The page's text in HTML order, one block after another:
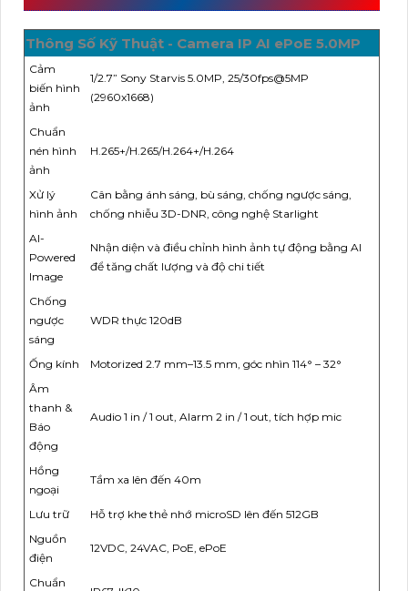
Thông Số Kỹ Thuật - Camera IP AI ePoE 5.0MP
Cảm
biến hình
ảnh
1/2.7” Sony Starvis 5.0MP, 25/30fps@5MP
(2960x1668)
Chuẩn
nén hình
ảnh
H.265+/H.265/H.264+/H.264
Xử lý
hình ảnh
Cân bằng ánh sáng, bù sáng, chống ngược sáng,
chống nhiễu 3D-DNR, công nghệ Starlight
AI-
Powered
Image
Nhận diện và điều chỉnh hình ảnh tự động bằng AI
để tăng chất lượng và độ chi tiết
Chống
ngược
sáng
WDR thực 120dB
Ống kính
Motorized 2.7 mm–13.5 mm, góc nhìn 114° – 32°
Âm
thanh &
Báo
động
Audio 1 in / 1 out, Alarm 2 in / 1 out, tích hợp mic
Hồng
ngoại
Tầm xa lên đến 40m
Lưu trữ
Hỗ trợ khe thẻ nhớ microSD lên đến 512GB
Nguồn
điện
12VDC, 24VAC, PoE, ePoE
Chuẩn